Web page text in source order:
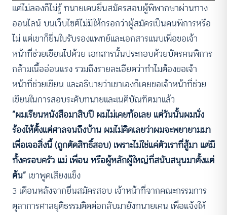
แต่ไม่ลองก็ไม่รู้ ทนายเคนยื่นสมัครสอบผู้พิพากษาผ่านทาง
ออนไลน์ บนเว็บไซต์ไม่มีให้กรอกว่าผู้สมัครเป็นคนพิการหรือ
ไม่ แต่เขาก็ยื่นใบรับรองแพทย์และเอกสารแนบเพื่อขอเจ้า
หน้าที่ช่วยเขียนไปด้วย เอกสารนั้นประกอบด้วยบัตรคนพิการ
กล้ามเนื้ออ่อนแรง รวมถึงรายละเอียดว่าทำไมต้องขอเจ้า
หน้าที่ช่วยเขียน และอธิบายว่าเขาเองก็เคยขอเจ้าหน้าที่ช่วย
เขียนในการสอบระดับทนายและเนติบัณฑิตมาแล้ว
“ผมเรียนหนังสือมาสิบปี ผมไม่เคยท้อเลย แต่วันนั้นผมนั่ง
ร้องไห้ตั้งแต่ศาลจนถึงบ้าน ผมไม่คิดเลยว่าผมจะพยายามมา
เพื่อเจอสิ่งนี้ (ถูกตัดสิทธิ์สอบ) เพราะไม่ใช่แค่ตัวเราที่สู้มา แต่มี
ทั้งครอบครัว แม่ เพื่อน หรือผู้หลักผู้ใหญ่ที่สนับสนุนมาตั้งแต่
ต้น” เขาพูดเสียงแข็ง
3 เดือนหลังจากยื่นสมัครสอบ เจ้าหน้าที่จากคณะกรรมการ
ตุลาการศาลยุติธรรมติดต่อกลับมายังทนายเคน เพื่อแจ้งให้